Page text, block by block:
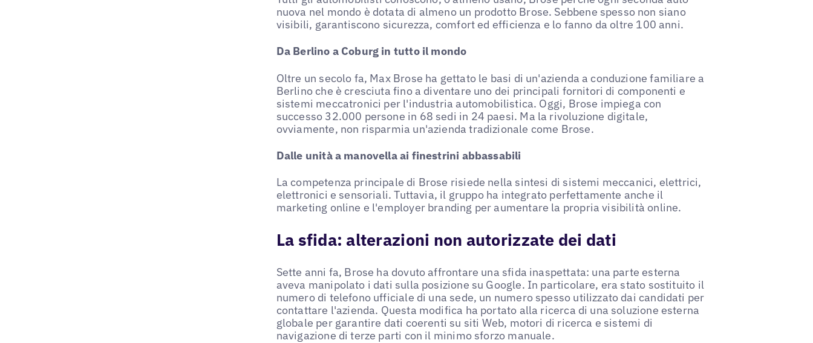
nuova nel mondo è dotata di almeno un prodotto Brose. Sebbene spesso non siano
visibili, garantiscono sicurezza, comfort ed efficienza e lo fanno da oltre 100 anni.
Da Berlino a Coburg in tutto il mondo
Oltre un secolo fa, Max Brose ha gettato le basi di un'azienda a conduzione familiare a
Berlino che è cresciuta fino a diventare uno dei principali fornitori di componenti e
sistemi meccatronici per l'industria automobilistica. Oggi, Brose impiega con
successo 32.000 persone in 68 sedi in 24 paesi. Ma la rivoluzione digitale,
ovviamente, non risparmia un'azienda tradizionale come Brose.
Dalle unità a manovella ai finestrini abbassabili
La competenza principale di Brose risiede nella sintesi di sistemi meccanici, elettrici,
elettronici e sensoriali. Tuttavia, il gruppo ha integrato perfettamente anche il
marketing online e l'employer branding per aumentare la propria visibilità online.
La sfida: alterazioni non autorizzate dei dati
Sette anni fa, Brose ha dovuto affrontare una sfida inaspettata: una parte esterna
aveva manipolato i dati sulla posizione su Google. In particolare, era stato sostituito il
numero di telefono ufficiale di una sede, un numero spesso utilizzato dai candidati per
contattare l'azienda. Questa modifica ha portato alla ricerca di una soluzione esterna
globale per garantire dati coerenti su siti Web, motori di ricerca e sistemi di
navigazione di terze parti con il minimo sforzo manuale.